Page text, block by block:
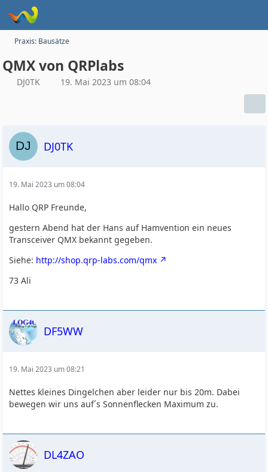
Praxis: Bausätze
QMX von QRPlabs
DJ0TK 19. Mai 2023 um 08:04
DJ0TK
19. Mai 2023 um 08:04
Hallo QRP Freunde,
gestern Abend hat der Hans auf Hamvention ein neues
Transceiver QMX bekannt gegeben.
Siehe: http://shop.qrp-labs.com/qmx
73 Ali
DF5WW
19. Mai 2023 um 08:21
Nettes kleines Dingelchen aber leider nur bis 20m. Dabei
bewegen wir uns auf´s Sonnenflecken Maximum zu.
DL4ZAO